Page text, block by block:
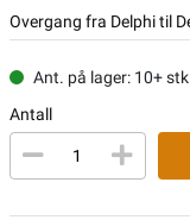
Overgang fra Delphi til
Ant. på lager: 10+ stk
Antall